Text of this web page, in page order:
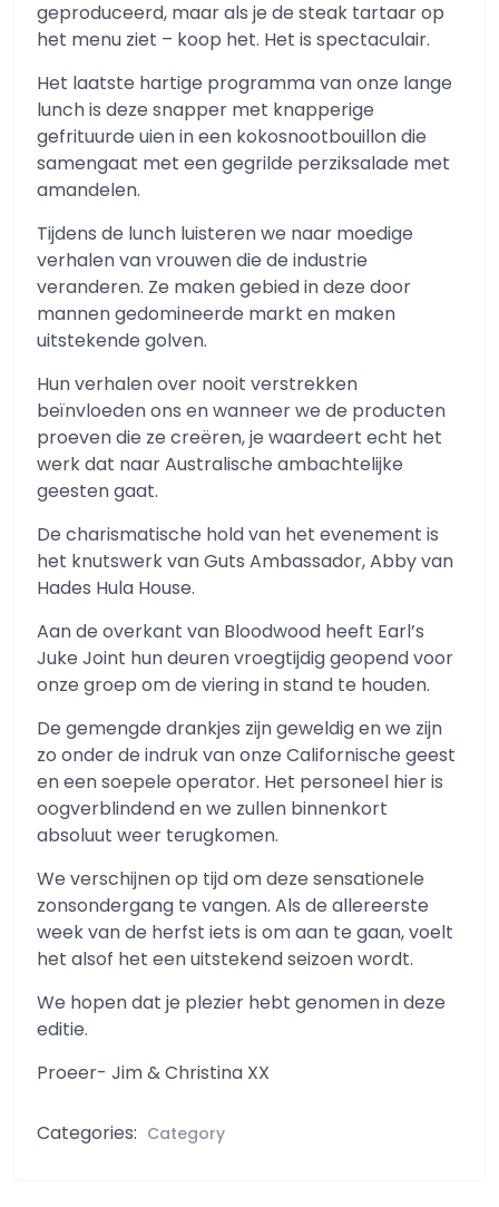
geproduceerd, maar als je de steak tartaar op
het menu ziet – koop het. Het is spectaculair.
Het laatste hartige programma van onze lange
lunch is deze snapper met knapperige
gefrituurde uien in een kokosnootbouillon die
samengaat met een gegrilde perziksalade met
amandelen.
Tijdens de lunch luisteren we naar moedige
verhalen van vrouwen die de industrie
veranderen. Ze maken gebied in deze door
mannen gedomineerde markt en maken
uitstekende golven.
Hun verhalen over nooit verstrekken
beïnvloeden ons en wanneer we de producten
proeven die ze creëren, je waardeert echt het
werk dat naar Australische ambachtelijke
geesten gaat.
De charismatische hold van het evenement is
het knutswerk van Guts Ambassador, Abby van
Hades Hula House.
Aan de overkant van Bloodwood heeft Earl’s
Juke Joint hun deuren vroegtijdig geopend voor
onze groep om de viering in stand te houden.
De gemengde drankjes zijn geweldig en we zijn
zo onder de indruk van onze Californische geest
en een soepele operator. Het personeel hier is
oogverblindend en we zullen binnenkort
absoluut weer terugkomen.
We verschijnen op tijd om deze sensationele
zonsondergang te vangen. Als de allereerste
week van de herfst iets is om aan te gaan, voelt
het alsof het een uitstekend seizoen wordt.
We hopen dat je plezier hebt genomen in deze
editie.
Proeer- Jim & Christina XX
Categories: Category